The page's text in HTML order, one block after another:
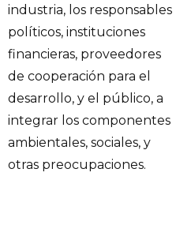
industria, los responsables
políticos, instituciones
financieras, proveedores
de cooperación para el
desarrollo, y el público, a
integrar los componentes
ambientales, sociales, y
otras preocupaciones.